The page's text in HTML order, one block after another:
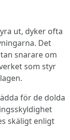
ut, dyker ofta
Det
snarare om
som styr
för de dolda
skäligt enligt